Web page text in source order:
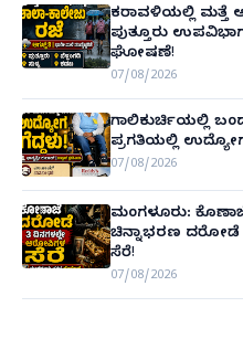
ಕರಾವಳಿಯಲ್ಲಿ ಮತ್ತೆ
ಪುತ್ತೂರು
ಘೋಷಣೆ!
07/08/2026
ಗಾಲಿಕುರ್ಚಿಯಲ್ಲಿ
ಪ್ರಗತಿಯಲ್ಲಿ
07/08/2026
ಮಂಗಳೂರು:
ಚಿನ್ನಾಭರಣ ದರೋಡೆ
ಸೆರೆ!
07/08/2026